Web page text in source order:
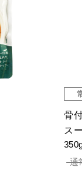
骨
ス
通